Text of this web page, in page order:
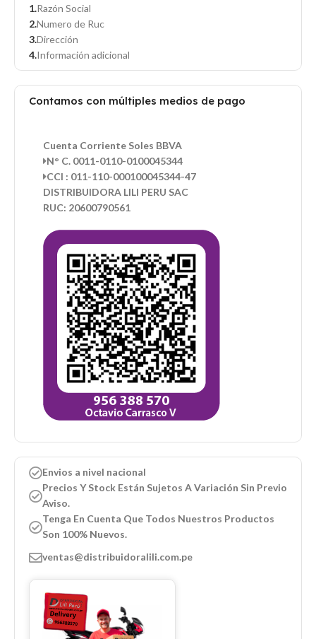
Razón Social
Numero de Ruc
Dirección
Información adicional
Contamos con múltiples medios de pago
Cuenta Corriente Soles BBVA
N° C. 0011-0110-0100045344
CCI : 011-110-000100045344-47
DISTRIBUIDORA LILI PERU SAC
RUC: 20600790561
Envios a nivel nacional
Precios Y Stock Están Sujetos A Variación Sin Previo
Aviso.
Tenga En Cuenta Que Todos Nuestros Productos
Son 100% Nuevos.
ventas@distribuidoralili.com.pe